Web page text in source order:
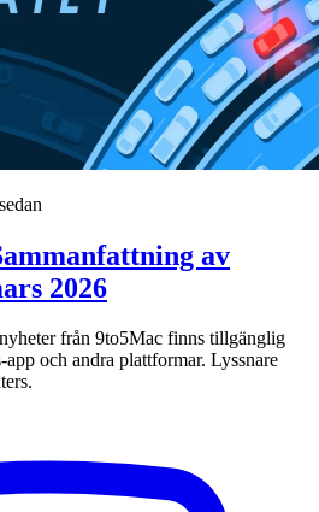
av
2026
från 9to5Mac finns tillgänglig
och andra plattformar. Lyssnare